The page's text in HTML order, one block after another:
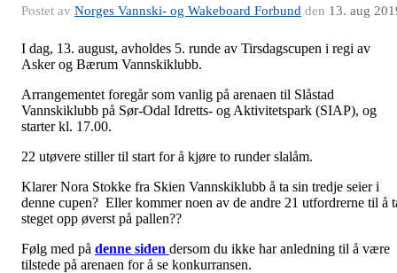
Postet av Norges Vannski- og Wakeboard Forbund den 13. aug
I dag, 13. august, avholdes 5. runde av Tirsdagscupen i regi av
Asker og Bærum Vannskiklubb.
Arrangementet foregår som vanlig på arenaen til Slåstad
Vannskiklubb på Sør-Odal Idretts- og Aktivitetspark (SIAP), og
starter kl. 17.00.
22 utøvere stiller til start for å kjøre to runder slalåm.
Klarer Nora Stokke fra Skien Vannskiklubb å ta sin tredje seier i
denne cupen? Eller kommer noen av de andre 21 utfordrerne til å
steget opp øverst på pallen??
Følg med på denne siden dersom du ikke har anledning til å være
tilstede på arenaen for å se konkurransen.